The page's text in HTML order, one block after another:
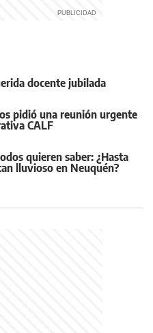
docente jubilada
pidió una reunión urgente
CALF
quieren saber: ¿Hasta
lluvioso en Neuquén?